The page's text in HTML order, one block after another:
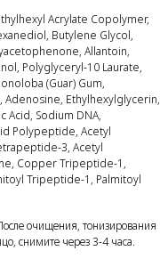
Acrylate Copolymer,
Butylene Glycol,
Allantoin,
Polyglyceryl-10 Laurate,
(Guar) Gum,
Adenosine, Ethylhexylglycerin,
Acid, Sodium DNA,
Polypeptide, Acetyl
3, Acetyl
Copper Tripeptide-1,
Tripeptide-1, Palmitoyl
очищения, тонизирования
снимите через 3-4 часа.